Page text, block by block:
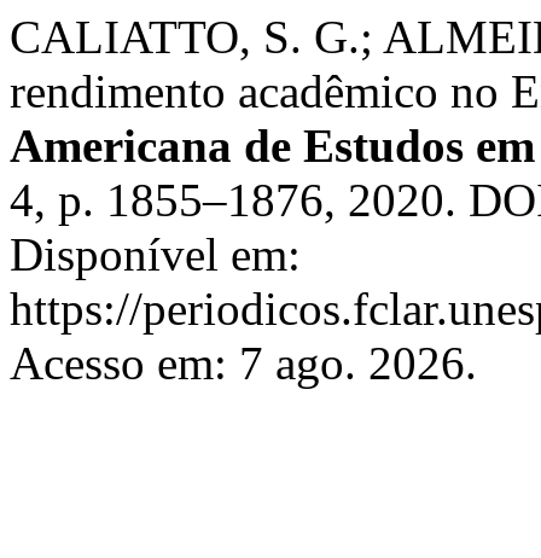
CALIATTO, S. G.;
rendimento acadêmico no
Americana de Estudos
4, p. 1855–1876, 2020.
Disponível em:
https://
Acesso em: 7 ago. 2026.